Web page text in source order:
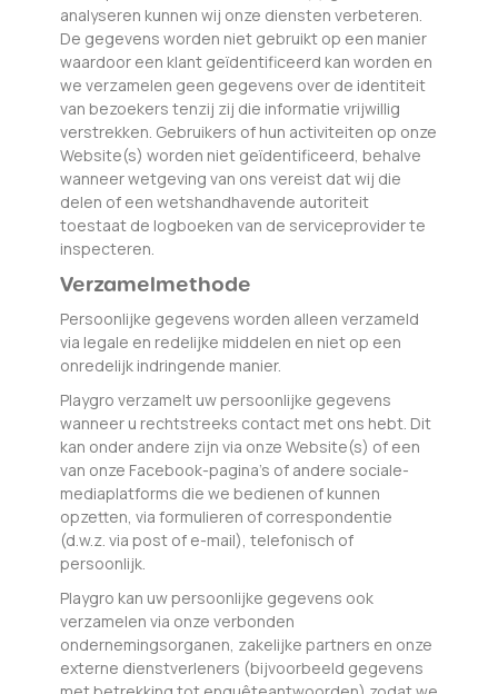
analyseren kunnen wij onze diensten verbeteren.
De gegevens worden niet gebruikt op een manier
waardoor een klant geïdentificeerd kan worden en
we verzamelen geen gegevens over de identiteit
van bezoekers tenzij zij die informatie vrijwillig
verstrekken. Gebruikers of hun activiteiten op onze
Website(s) worden niet geïdentificeerd, behalve
wanneer wetgeving van ons vereist dat wij die
delen of een wetshandhavende autoriteit
toestaat de logboeken van de serviceprovider te
inspecteren.
Verzamelmethode
Persoonlijke gegevens worden alleen verzameld
via legale en redelijke middelen en niet op een
onredelijk indringende manier.
Playgro verzamelt uw persoonlijke gegevens
wanneer u rechtstreeks contact met ons hebt. Dit
kan onder andere zijn via onze Website(s) of een
van onze Facebook-pagina’s of andere sociale-
mediaplatforms die we bedienen of kunnen
opzetten, via formulieren of correspondentie
(d.w.z. via post of e-mail), telefonisch of
persoonlijk.
Playgro kan uw persoonlijke gegevens ook
verzamelen via onze verbonden
ondernemingsorganen, zakelijke partners en onze
externe dienstverleners (bijvoorbeeld gegevens